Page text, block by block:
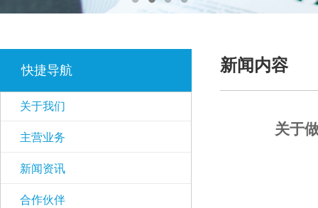
快捷导航
关于我们
主营业务
新闻资讯
合作伙伴
新闻内容
关于